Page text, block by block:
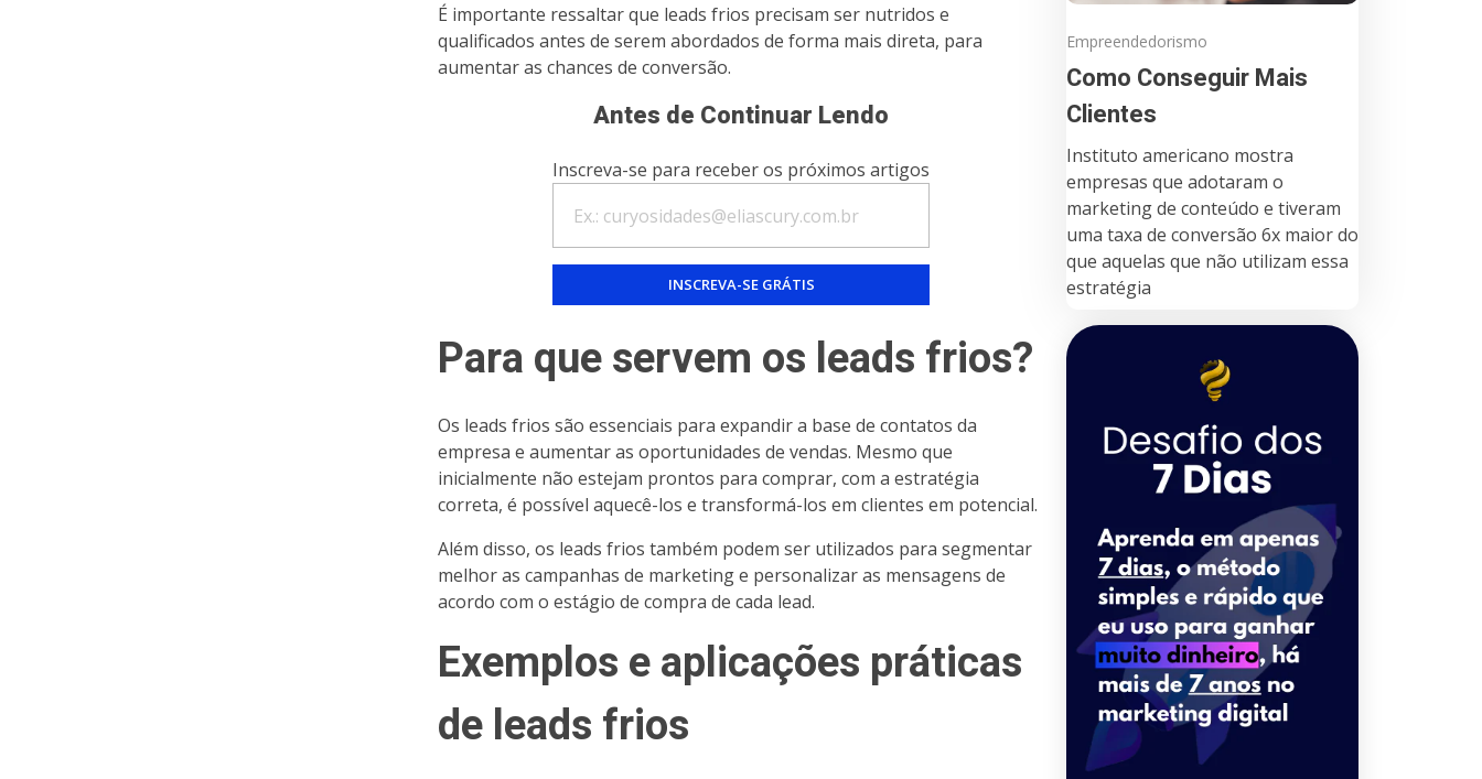
É importante ressaltar que leads frios precisam ser nutridos e
qualificados antes de serem abordados de forma mais direta, para
aumentar as chances de conversão.
Antes de Continuar Lendo
Inscreva-se para receber os próximos artigos
Para que servem os leads frios?
Os leads frios são essenciais para expandir a base de contatos da
empresa e aumentar as oportunidades de vendas. Mesmo que
inicialmente não estejam prontos para comprar, com a estratégia
correta, é possível aquecê-los e transformá-los em clientes em potencial.
Além disso, os leads frios também podem ser utilizados para segmentar
melhor as campanhas de marketing e personalizar as mensagens de
acordo com o estágio de compra de cada lead.
Exemplos e aplicações práticas
de leads frios
Empreendedorismo
Como Conseguir Mais
Clientes
Instituto americano mostra
empresas que adotaram o
marketing de conteúdo e tiveram
uma taxa de conversão 6x maior do
que aquelas que não utilizam essa
estratégia